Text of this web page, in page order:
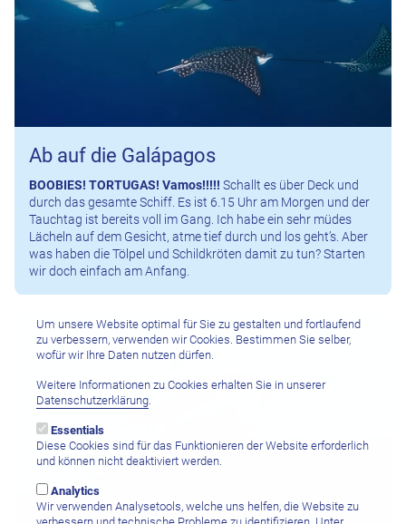
Ab auf die Galápagos
BOOBIES! TORTUGAS! Vamos!!!!! Schallt es über Deck und
durch das gesamte Schiff. Es ist 6.15 Uhr am Morgen und der
Tauchtag ist bereits voll im Gang. Ich habe ein sehr müdes
Lächeln auf dem Gesicht, atme tief durch und los geht’s. Aber
was haben die Tölpel und Schildkröten damit zu tun? Starten
wir doch einfach am Anfang.
Um unsere Website optimal für Sie zu gestalten und fortlaufend
zu verbessern, verwenden wir Cookies. Bestimmen Sie selber,
wofür wir Ihre Daten nutzen dürfen.
Weitere Informationen zu Cookies erhalten Sie in unserer
Datenschutzerklärung
Essentials
Diese Cookies sind für das Funktionieren der Website erforderlich
und können nicht deaktiviert werden.
Analytics
Wir verwenden Analysetools, welche uns helfen, die Website zu
verbessern und technische Probleme zu identifizieren. Unter